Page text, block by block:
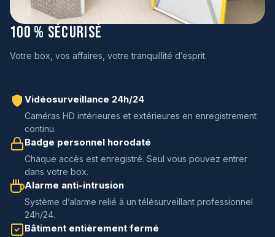
100 % sécurisé
Votre box, vos affaires, votre tranquillité d’esprit.
Vidéosurveillance 24h/24
Caméras HD intérieures et extérieures en enregistrement
continu.
Badge personnel horodaté
Chaque accès est enregistré. Seul vous pouvez entrer
dans votre box.
Alarme anti-intrusion
Système d’alarme relié à un télésurveillant professionnel
24h/24.
Bâtiment entièrement fermé